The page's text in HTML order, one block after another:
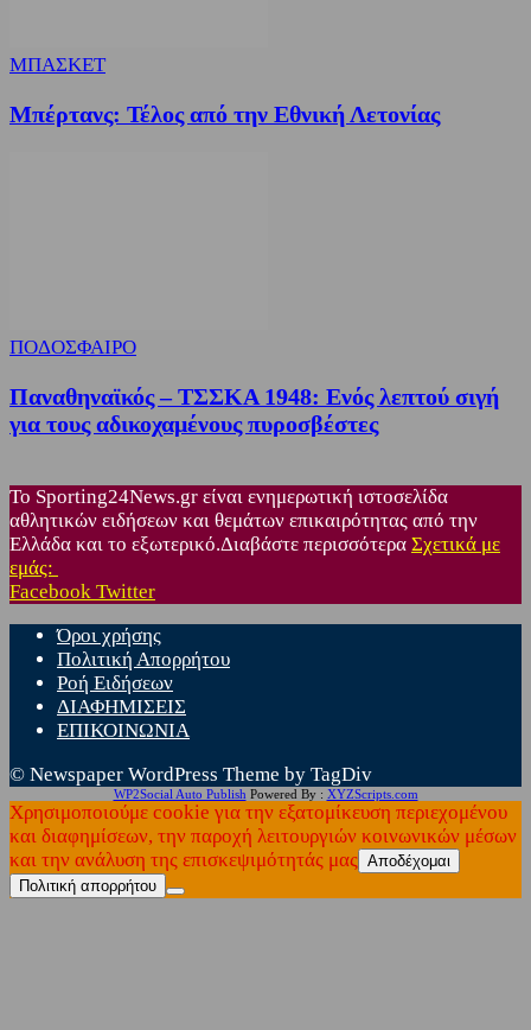
ΜΠΑΣΚΕΤ
Μπέρτανς: Τέλος από την Εθνική Λετονίας
ΠΟΔΟΣΦΑΙΡΟ
Παναθηναϊκός – ΤΣΣΚΑ 1948: Ενός λεπτού σιγή
για τους αδικοχαμένους πυροσβέστες
Το Sporting24News.gr είναι ενημερωτική ιστοσελίδα
αθλητικών ειδήσεων και θεμάτων επικαιρότητας από την
Ελλάδα και το εξωτερικό.Διαβάστε περισσότερα Σχετικά με
εμάς:
Facebook Twitter
Όροι χρήσης
Πολιτική Απορρήτου
Ροή Ειδήσεων
ΔΙΑΦΗΜΙΣΕΙΣ
ΕΠΙΚΟΙΝΩΝΙΑ
© Newspaper WordPress Theme by TagDiv
WP2Social Auto Publish Powered By : XYZScripts.com
Χρησιμοποιούμε cookie για την εξατομίκευση περιεχομένου
και διαφημίσεων, την παροχή λειτουργιών κοινωνικών μέσων
και την ανάλυση της επισκεψιμότητάς μας Αποδέχομαι
Πολιτική απορρήτου